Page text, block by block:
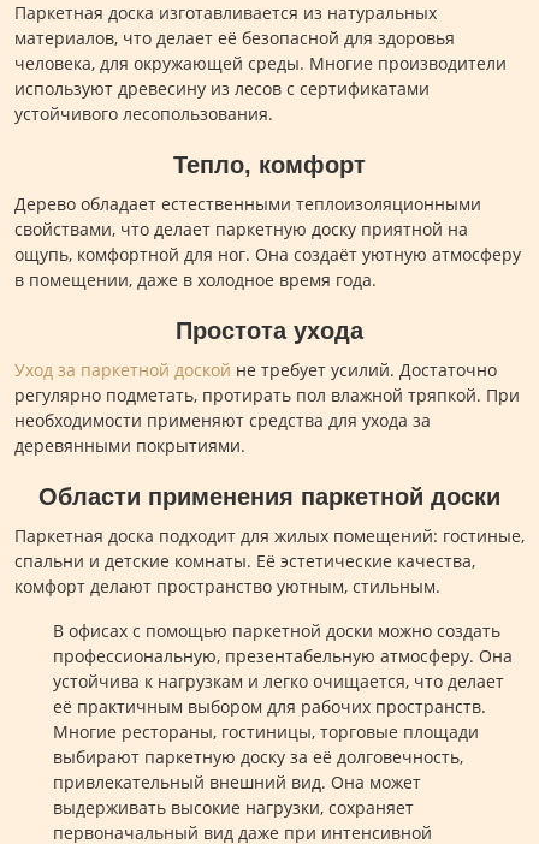
Паркетная доска изготавливается из натуральных
материалов, что делает её безопасной для здоровья
человека, для окружающей среды. Многие производители
используют древесину из лесов с сертификатами
устойчивого лесопользования.
Тепло, комфорт
Дерево обладает естественными теплоизоляционными
свойствами, что делает паркетную доску приятной на
ощупь, комфортной для ног. Она создаёт уютную атмосферу
в помещении, даже в холодное время года.
Простота ухода
Уход за паркетной доской не требует усилий. Достаточно
регулярно подметать, протирать пол влажной тряпкой. При
необходимости применяют средства для ухода за
деревянными покрытиями.
Области применения паркетной доски
Паркетная доска подходит для жилых помещений: гостиные,
спальни и детские комнаты. Её эстетические качества,
комфорт делают пространство уютным, стильным.
В офисах с помощью паркетной доски можно создать
профессиональную, презентабельную атмосферу. Она
устойчива к нагрузкам и легко очищается, что делает
её практичным выбором для рабочих пространств.
Многие рестораны, гостиницы, торговые площади
выбирают паркетную доску за её долговечность,
привлекательный внешний вид. Она может
выдерживать высокие нагрузки, сохраняет
первоначальный вид даже при интенсивной